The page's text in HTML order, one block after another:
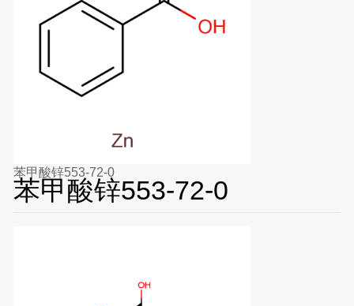
苯甲酸锌553-72-0
苯甲酸锌553-72-0